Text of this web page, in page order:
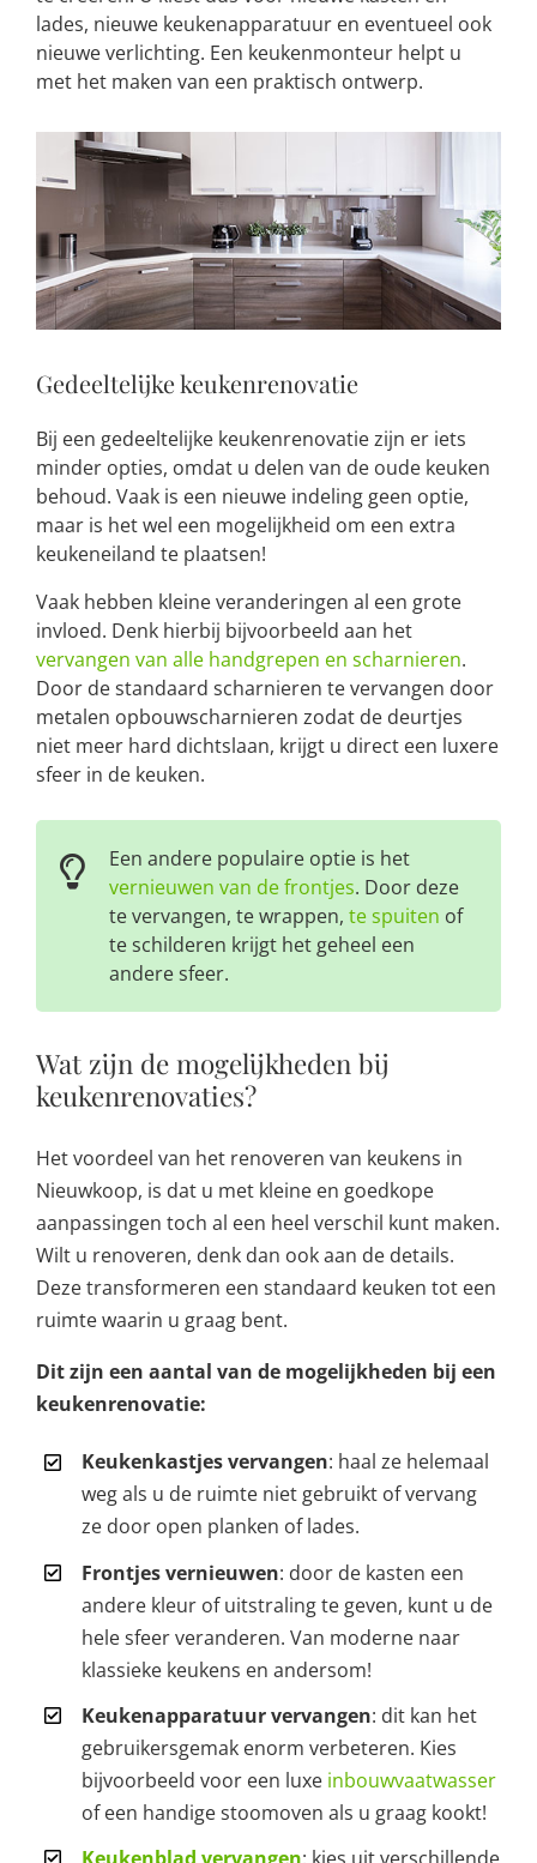
lades, nieuwe keukenapparatuur en eventueel ook
nieuwe verlichting. Een keukenmonteur helpt u
met het maken van een praktisch ontwerp.
Gedeeltelijke keukenrenovatie
Bij een gedeeltelijke keukenrenovatie zijn er iets
minder opties, omdat u delen van de oude keuken
behoud. Vaak is een nieuwe indeling geen optie,
maar is het wel een mogelijkheid om een extra
keukeneiland te plaatsen!
Vaak hebben kleine veranderingen al een grote
invloed. Denk hierbij bijvoorbeeld aan het
vervangen van alle handgrepen en scharnieren.
Door de standaard scharnieren te vervangen door
metalen opbouwscharnieren zodat de deurtjes
niet meer hard dichtslaan, krijgt u direct een luxere
sfeer in de keuken.
Een andere populaire optie is het
vernieuwen van de frontjes. Door deze
te vervangen, te wrappen, te spuiten of
te schilderen krijgt het geheel een
andere sfeer.
Wat zijn de mogelijkheden bij
keukenrenovaties?
Het voordeel van het renoveren van keukens in
Nieuwkoop, is dat u met kleine en goedkope
aanpassingen toch al een heel verschil kunt maken.
Wilt u renoveren, denk dan ook aan de details.
Deze transformeren een standaard keuken tot een
ruimte waarin u graag bent.
Dit zijn een aantal van de mogelijkheden bij een
keukenrenovatie:
Keukenkastjes vervangen: haal ze helemaal
weg als u de ruimte niet gebruikt of vervang
ze door open planken of lades.
Frontjes vernieuwen: door de kasten een
andere kleur of uitstraling te geven, kunt u de
hele sfeer veranderen. Van moderne naar
klassieke keukens en andersom!
Keukenapparatuur vervangen: dit kan het
gebruikersgemak enorm verbeteren. Kies
bijvoorbeeld voor een luxe inbouwvaatwasser
of een handige stoomoven als u graag kookt!